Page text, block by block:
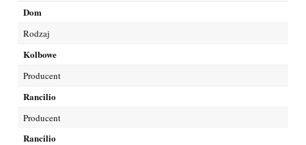
Dom
Rodzaj
Kolbowe
Producent
Rancilio
Producent
Rancilio